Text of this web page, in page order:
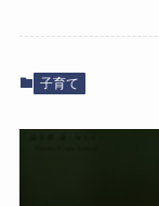
子育て